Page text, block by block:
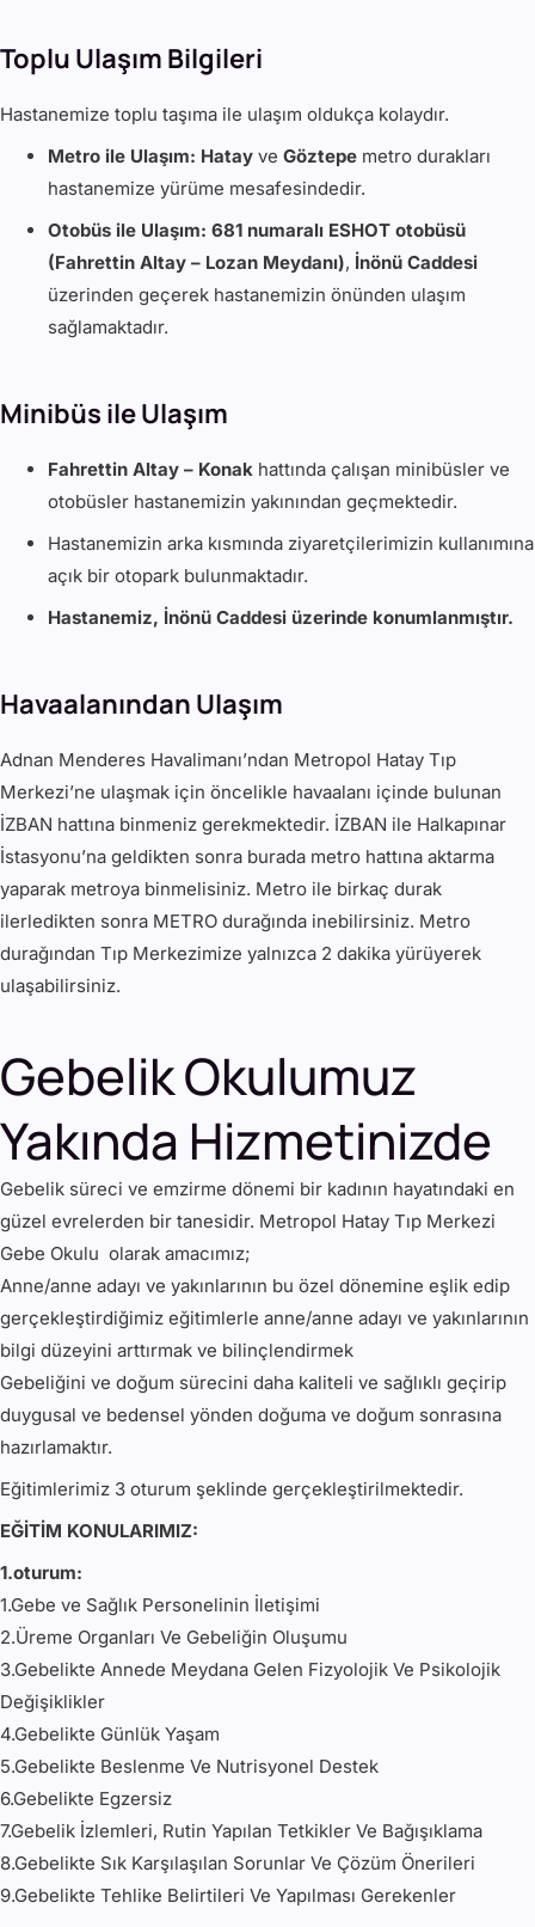
Toplu Ulaşım Bilgileri
Hastanemize toplu taşıma ile ulaşım oldukça kolaydır.
Metro ile Ulaşım: Hatay ve Göztepe metro durakları
hastanemize yürüme mesafesindedir.
Otobüs ile Ulaşım: 681 numaralı ESHOT otobüsü
(Fahrettin Altay – Lozan Meydanı), İnönü Caddesi
üzerinden geçerek hastanemizin önünden ulaşım
sağlamaktadır.
Minibüs ile Ulaşım
Fahrettin Altay – Konak hattında çalışan minibüsler ve
otobüsler hastanemizin yakınından geçmektedir.
Hastanemizin arka kısmında ziyaretçilerimizin kullanımına
açık bir otopark bulunmaktadır.
Hastanemiz, İnönü Caddesi üzerinde konumlanmıştır.
Havaalanından Ulaşım
Adnan Menderes Havalimanı’ndan Metropol Hatay Tıp
Merkezi’ne ulaşmak için öncelikle havaalanı içinde bulunan
İZBAN hattına binmeniz gerekmektedir. İZBAN ile Halkapınar
İstasyonu’na geldikten sonra burada metro hattına aktarma
yaparak metroya binmelisiniz. Metro ile birkaç durak
ilerledikten sonra METRO durağında inebilirsiniz. Metro
durağından Tıp Merkezimize yalnızca 2 dakika yürüyerek
ulaşabilirsiniz.
Gebelik Okulumuz
Yakında Hizmetinizde
Gebelik süreci ve emzirme dönemi bir kadının hayatındaki en
güzel evrelerden bir tanesidir. Metropol Hatay Tıp Merkezi
Gebe Okulu olarak amacımız;
Anne/anne adayı ve yakınlarının bu özel dönemine eşlik edip
gerçekleştirdiğimiz eğitimlerle anne/anne adayı ve yakınlarının
bilgi düzeyini arttırmak ve bilinçlendirmek
Gebeliğini ve doğum sürecini daha kaliteli ve sağlıklı geçirip
duygusal ve bedensel yönden doğuma ve doğum sonrasına
hazırlamaktır.
Eğitimlerimiz 3 oturum şeklinde gerçekleştirilmektedir.
EĞİTİM KONULARIMIZ:
1.oturum:
1.Gebe ve Sağlık Personelinin İletişimi
2.Üreme Organları Ve Gebeliğin Oluşumu
3.Gebelikte Annede Meydana Gelen Fizyolojik Ve Psikolojik
Değişiklikler
4.Gebelikte Günlük Yaşam
5.Gebelikte Beslenme Ve Nutrisyonel Destek
6.Gebelikte Egzersiz
7.Gebelik İzlemleri, Rutin Yapılan Tetkikler Ve Bağışıklama
8.Gebelikte Sık Karşılaşılan Sorunlar Ve Çözüm Önerileri
9.Gebelikte Tehlike Belirtileri Ve Yapılması Gerekenler